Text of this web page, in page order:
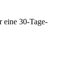
eine 30-Tage-